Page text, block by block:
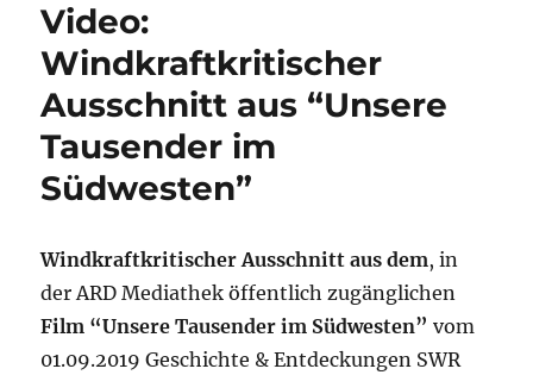
Video:
Windkraftkritischer
Ausschnitt aus “Unsere
Tausender im
Südwesten”
Windkraftkritischer Ausschnitt aus dem, in
der ARD Mediathek öffentlich zugänglichen
Film “Unsere Tausender im Südwesten” vom
01.09.2019 Geschichte & Entdeckungen SWR